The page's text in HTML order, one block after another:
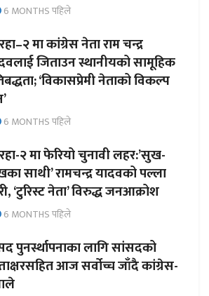
6 MONTHS पहिले
मा कांग्रेस नेता राम चन्द्र
जिताउन स्थानीयको सामूहिक
‘विकासप्रेमी नेताको विकल्प
6 MONTHS पहिले
२ मा फेरियो चुनावी लहर:’सुख-
साथी’ रामचन्द्र यादवको पल्ला
‘टुरिस्ट नेता’ विरुद्ध जनआक्रोश
6 MONTHS पहिले
पुनर्स्थापनाका लागि सांसदको
आज सर्वोच्च जाँदै कांग्रेस-